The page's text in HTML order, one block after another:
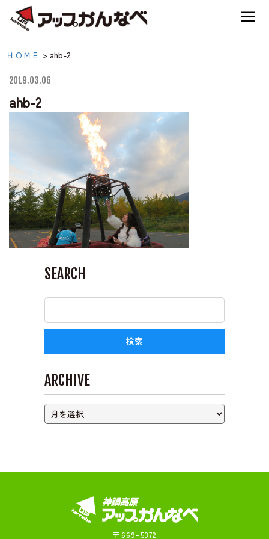
ahb-2|【公式】アップか
んなべ｜兵庫県豊岡市・
関西 アウトドア・キャ
ンプ場・熱気球・高原ア
クティビティ
夏のスキー場も「かなり遊べる」！
神鍋高原アクティビティ
宿泊案内
神鍋高原体育館
ＨＯＭＥ > ahb-2
2019.03.06
ahb-2
SEARCH
ARCHIVE
〒669-5372